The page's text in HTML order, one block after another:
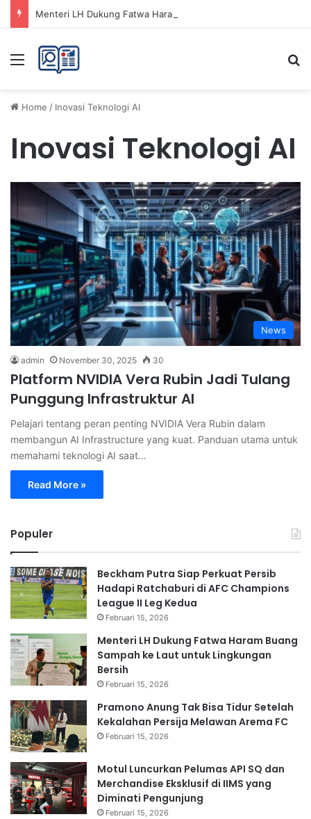
Menu
Home / Inovasi Teknologi AI
Inovasi Teknologi AI
News
admin November 30, 2025 30
⁠Platform NVIDIA Vera Rubin Jadi Tulang
Punggung Infrastruktur AI
Pelajari tentang peran penting NVIDIA Vera Rubin dalam
membangun AI Infrastructure yang kuat. Panduan utama untuk
memahami teknologi AI saat…
Read More »
Populer
Beckham Putra Siap Perkuat Persib
Hadapi Ratchaburi di AFC Champions
League II Leg Kedua
Februari 15, 2026
Menteri LH Dukung Fatwa Haram Buang
Sampah ke Laut untuk Lingkungan
Bersih
Februari 15, 2026
Pramono Anung Tak Bisa Tidur Setelah
Kekalahan Persija Melawan Arema FC
Februari 15, 2026
Motul Luncurkan Pelumas API SQ dan
Merchandise Eksklusif di IIMS yang
Diminati Pengunjung
Februari 15, 2026